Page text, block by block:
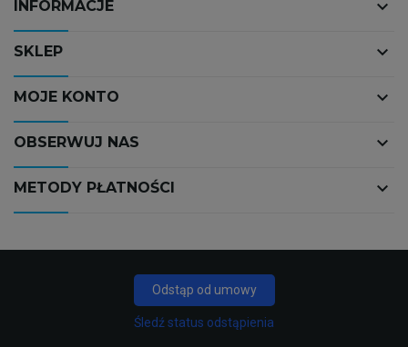
INFORMACJE keyboard_arrow_down
SKLEP keyboard_arrow_down
MOJE KONTO keyboard_arrow_down
OBSERWUJ NAS keyboard_arrow_down
METODY PŁATNOŚCI keyboard_arrow_down
Odstąp od umowy
Śledź status odstąpienia